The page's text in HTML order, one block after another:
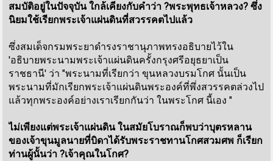
สมบัติอยู่ในปัจจุบัน ใกล้เคียงกับคำว่า ?พระพุทธเจ้าหลวง? ซึ่ง
นิยมใช้เรียกพระเจ้าแผ่นดินที่สวรรคตไปแล้ว
ซึ่งสมเด็จกรมพระยาดำรงราชานุภาพทรงอธิบายไว้ใน
'อธิบายพระนามพระเจ้าแผ่นดินครั้งกรุงศรีอยุธยาเป็น
ราชธานี' ว่า "พระนามที่เรียกว่า ขุนหลวงบรมโกศ นั้นเป็น
พระนามที่มักเรียกพระเจ้าแผ่นดินพระองค์ที่พึ่งสวรรคตล่วงไป
แล้วทุกพระองค์อย่างเราเรียกกันว่า ในพระโกศ นี้เอง "
ไม่เพียงแต่พระเจ้าแผ่นดิน ในสมัยโบราณก็พบว่าบุตรหลาน
ของเจ้าขุนมูลนายที่บิดาได้รับพระราชทานโกศสวมศพ ก็เรียก
ท่านผู้นั้นว่า ?เจ้าคุณในโกศ?